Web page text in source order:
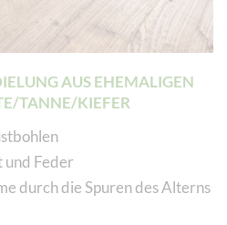
AUS EHEMALIGEN
TANNE/KIEFER
Feder
durch die Spuren des Alterns